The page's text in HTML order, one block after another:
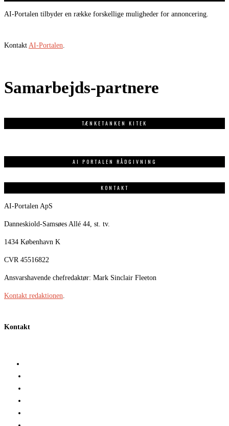
AI-Portalen tilbyder en række forskellige muligheder for annoncering.
Kontakt AI-Portalen
Samarbejds-partnere
TÆNKETANKEN KITEK
AI PORTALEN RÅDGIVNING
KONTAKT
AI-Portalen ApS
Danneskiold-Samsøes Allé 44, st. tv.
1434 København K
CVR 45516822
Ansvarshavende chefredaktør: Mark Sinclair Fleeton
Kontakt redaktionen.
Kontakt